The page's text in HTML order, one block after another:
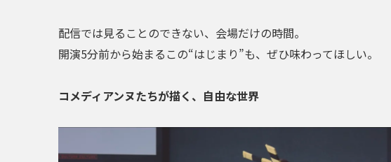
配信では見ることのできない、会場だけの時間。
開演5分前から始まるこの“はじまり”も、ぜひ味わってほしい。
コメディアンヌたちが描く、自由な世界